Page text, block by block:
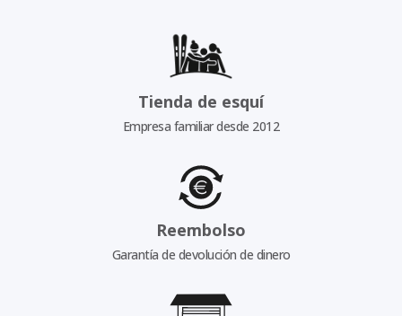
Tienda de esquí
Empresa familiar desde 2012
Reembolso
Garantía de devolución de dinero